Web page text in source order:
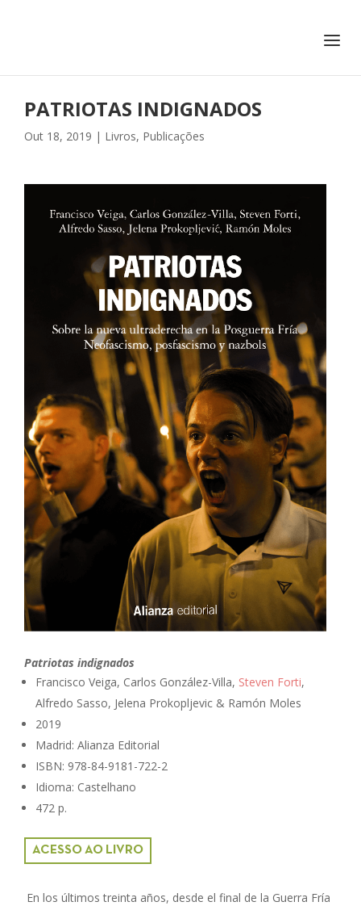
PATRIOTAS INDIGNADOS
Out 18, 2019 | Livros, Publicações
Patriotas indignados
Francisco Veiga, Carlos González-Villa, Steven Forti,
Alfredo Sasso, Jelena Prokopljevic & Ramón Moles
2019
Madrid: Alianza Editorial
ISBN: 978-84-9181-722-2
Idioma: Castelhano
472 p.
ACESSO AO LIVRO
En los últimos treinta años, desde el final de la Guerra Fría